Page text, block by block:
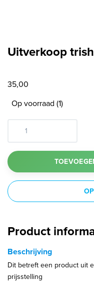
Uitverkoop
35,00
Op voorraad (1)
Product
Beschrijving
Dit betreft een product uit
prijsstelling